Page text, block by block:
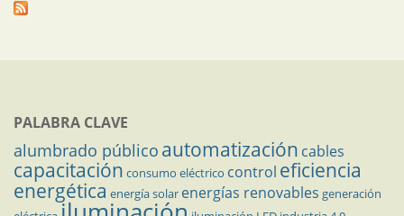
PALABRA CLAVE
alumbrado público automatización cables
capacitación consumo eléctrico control eficiencia
energética energía solar energías renovables generación